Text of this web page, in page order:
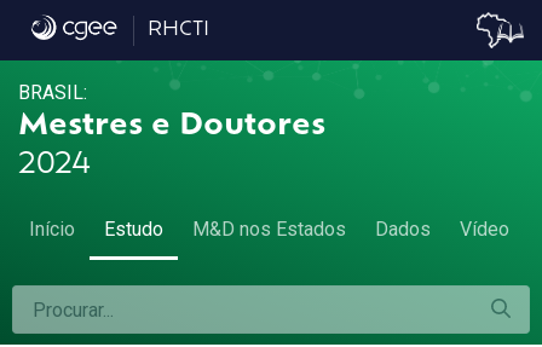
3.3. Natureza jurídica dos
RHCTI
BRASIL:
Mestres e Doutores
2024
Início Estudo M&D nos Estados Dados Vídeo